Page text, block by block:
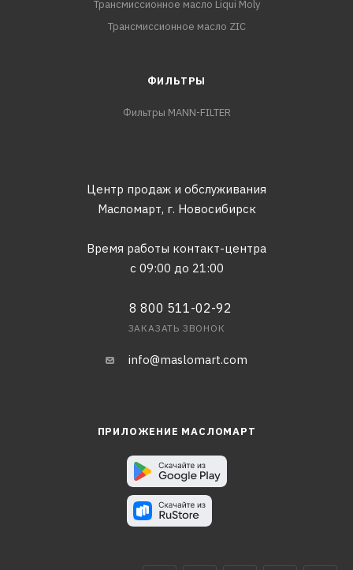
Трансмиссионное масло Liqui Moly
Трансмиссионное масло ZIC
ФИЛЬТРЫ
Фильтры MANN-FILTER
Центр продаж и обслуживания
Масломарт, г. Новосибирск
Время работы контакт-центра
с 09:00 до 21:00
8 800 511-02-92
ЗАКАЗАТЬ ЗВОНОК
info@maslomart.com
ПРИЛОЖЕНИЕ МАСЛОМАРТ